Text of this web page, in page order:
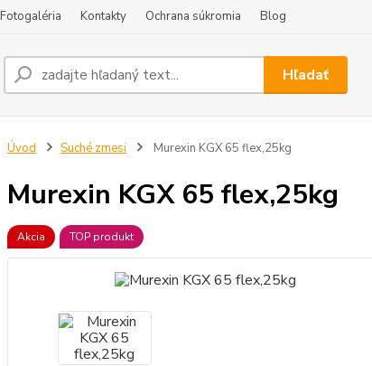
Fotogaléria Kontakty Ochrana súkromia Blog
Hľadať
Úvod Suché zmesi Murexin KGX 65 flex,25kg
Murexin KGX 65 flex,25kg
Akcia TOP produkt